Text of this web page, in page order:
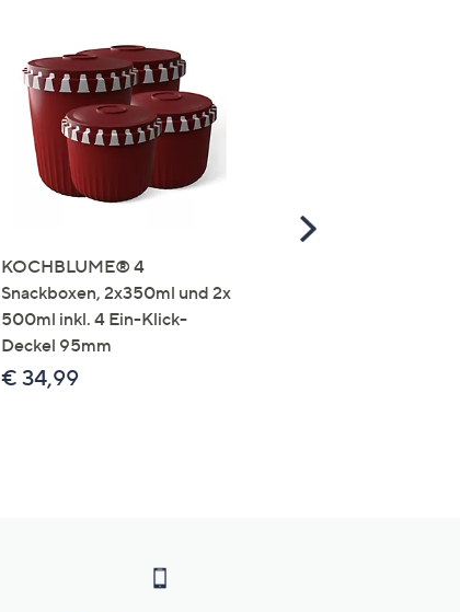
KOCHBLUME® 4
Snackboxen, 2x350ml und 2x
500ml inkl. 4 Ein-Klick-
Deckel 95mm
€ 34,99
Scroll